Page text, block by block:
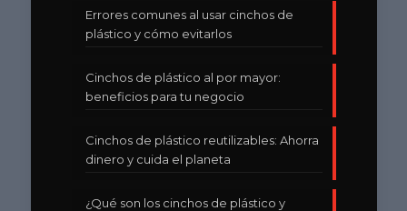
Errores comunes al usar cinchos de
plástico y cómo evitarlos
Cinchos de plástico al por mayor:
beneficios para tu negocio
Cinchos de plástico reutilizables: Ahorra
dinero y cuida el planeta
¿Qué son los cinchos de plástico y